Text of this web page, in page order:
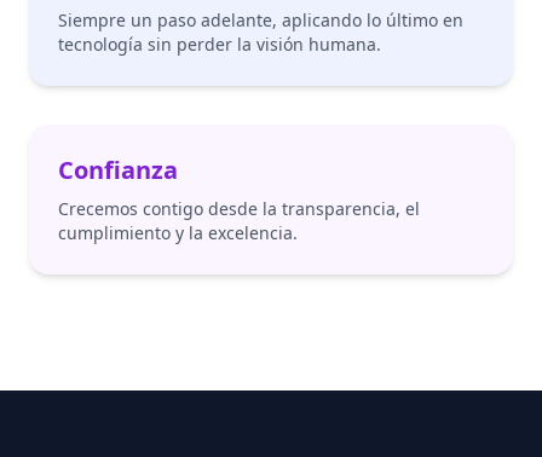
Siempre un paso adelante, aplicando lo último en
tecnología sin perder la visión humana.
Confianza
Crecemos contigo desde la transparencia, el
cumplimiento y la excelencia.